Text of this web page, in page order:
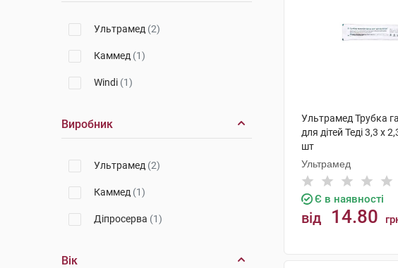
Ультрамед (2)
Каммед (1)
Windi (1)
Виробник
Ультрамед (2)
Каммед (1)
Діпросерва (1)
Вік
Ультрамед Трубка
для дітей Теді 3,3 х
шт
Ультрамед
Є в наявності
від 14.80